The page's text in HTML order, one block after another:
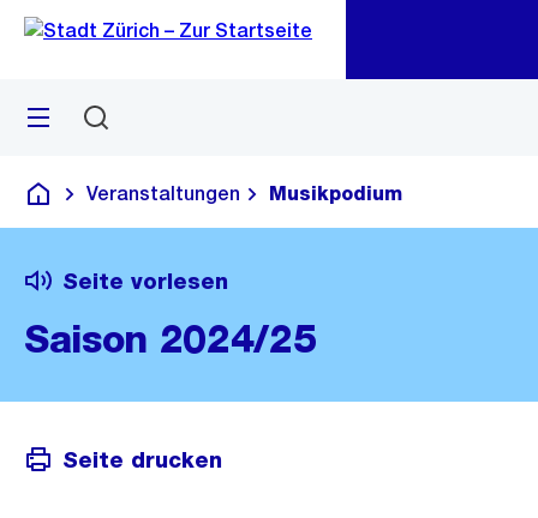
Navigation
Sprunglink
Menü
Deutsch
Veranstaltungen Musikpodium
Seite vorlesen
Saison 2024/25
Seite drucken